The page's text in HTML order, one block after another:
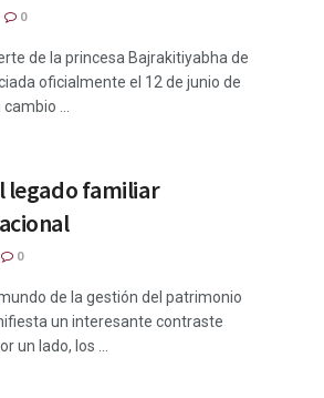
0
de la princesa Bajrakitiyabha de
oficialmente el 12 de junio de
...
legado familiar
0
de la gestión del patrimonio
un interesante contraste
un lado, los ...